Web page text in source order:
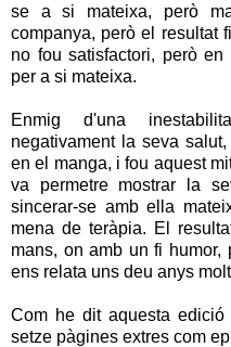
se a si mateixa, però
companya, però el resultat
no fou satisfactori, però
per a si mateixa.
Enmig d'una
negativament la seva
en el manga, i fou aquest
va permetre mostrar la
sincerar-se amb ella
mena de teràpia. El
mans, on amb un fi humor,
ens relata uns deu anys
Com he dit aquesta
setze pàgines extres com